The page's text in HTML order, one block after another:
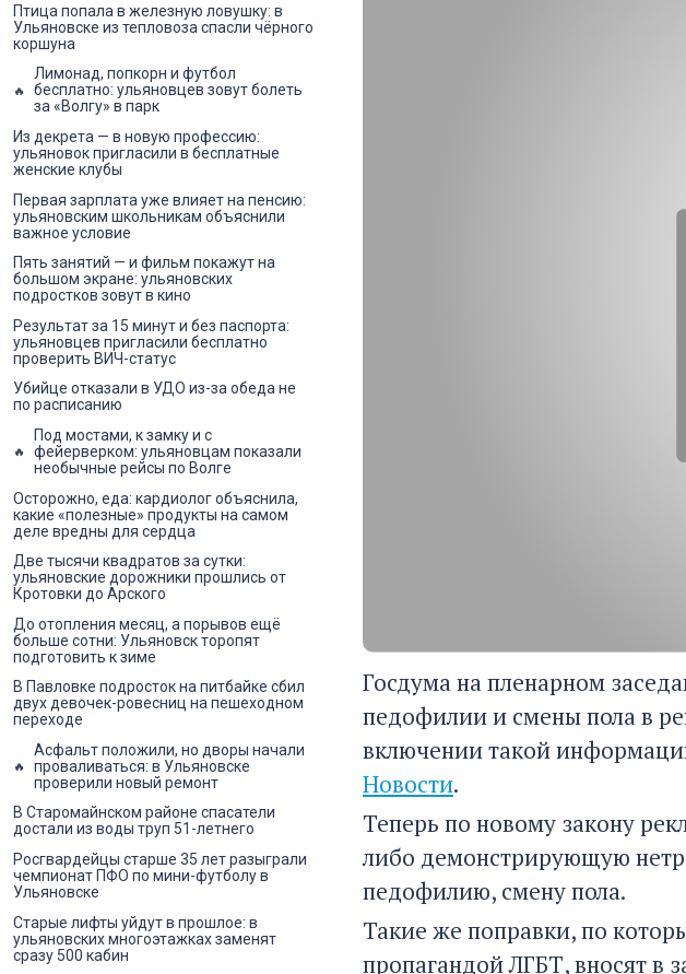
Госдума на пленарном
педофилии и смены пола в
включении такой
Новости.
Теперь по новому закону
либо демонстрирующую
педофилию, смену пола.
Такие же поправки, по
пропагандой ЛГБТ, вносят в
Птица попала в железную ловушку: в
Ульяновске из тепловоза спасли чёрного
коршуна
Лимонад, попкорн и футбол
бесплатно: ульяновцев зовут болеть
за «Волгу» в парк
Из декрета — в новую профессию:
ульяновок пригласили в бесплатные
женские клубы
Первая зарплата уже влияет на пенсию:
ульяновским школьникам объяснили
важное условие
Пять занятий — и фильм покажут на
большом экране: ульяновских
подростков зовут в кино
Результат за 15 минут и без паспорта:
ульяновцев пригласили бесплатно
проверить ВИЧ-статус
Убийце отказали в УДО из-за обеда не
по расписанию
Под мостами, к замку и с
фейерверком: ульяновцам показали
необычные рейсы по Волге
Осторожно, еда: кардиолог объяснила,
какие «полезные» продукты на самом
деле вредны для сердца
Две тысячи квадратов за сутки:
ульяновские дорожники прошлись от
Кротовки до Арского
До отопления месяц, а порывов ещё
больше сотни: Ульяновск торопят
подготовить к зиме
В Павловке подросток на питбайке сбил
двух девочек-ровесниц на пешеходном
переходе
Асфальт положили, но дворы начали
проваливаться: в Ульяновске
проверили новый ремонт
В Старомайнском районе спасатели
достали из воды труп 51-летнего
Росгвардейцы старше 35 лет разыграли
чемпионат ПФО по мини-футболу в
Ульяновске
Старые лифты уйдут в прошлое: в
ульяновских многоэтажках заменят
сразу 500 кабин